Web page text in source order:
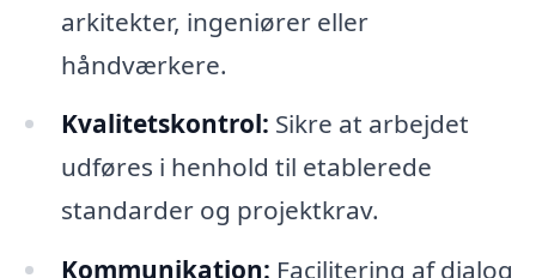
arkitekter, ingeniører eller
håndværkere.
Kvalitetskontrol: Sikre at arbejdet
udføres i henhold til etablerede
standarder og projektkrav.
Kommunikation: Facilitering af dialog